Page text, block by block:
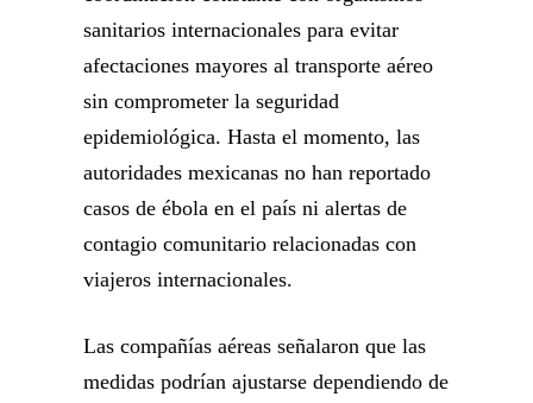
sanitarios internacionales para evitar
afectaciones mayores al transporte aéreo
sin comprometer la seguridad
epidemiológica. Hasta el momento, las
autoridades mexicanas no han reportado
casos de ébola en el país ni alertas de
contagio comunitario relacionadas con
viajeros internacionales.
Las compañías aéreas señalaron que las
medidas podrían ajustarse dependiendo de